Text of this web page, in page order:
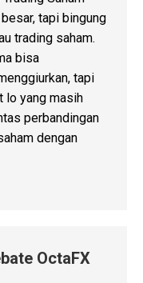
tapi bingung
trading saham.
bisa
tapi
lo yang masih
perbandingan
dengan
OctaFX